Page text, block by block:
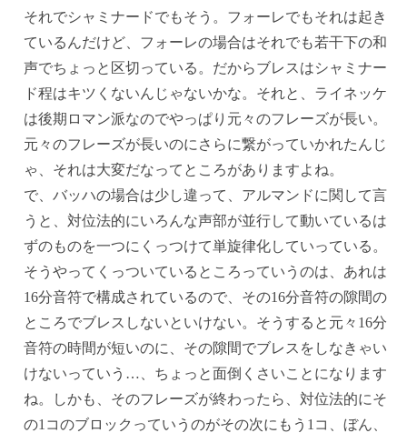
それでシャミナードでもそう。フォーレでもそれは起き
ているんだけど、フォーレの場合はそれでも若干下の和
声でちょっと区切っている。だからブレスはシャミナー
ド程はキツくないんじゃないかな。それと、ライネッケ
は後期ロマン派なのでやっぱり元々のフレーズが長い。
元々のフレーズが長いのにさらに繋がっていかれたんじ
ゃ、それは大変だなってところがありますよね。
で、バッハの場合は少し違って、アルマンドに関して言
うと、対位法的にいろんな声部が並行して動いているは
ずのものを一つにくっつけて単旋律化していっている。
そうやってくっついているところっていうのは、あれは
16分音符で構成されているので、その16分音符の隙間の
ところでブレスしないといけない。そうすると元々16分
音符の時間が短いのに、その隙間でブレスをしなきゃい
けないっていう…、ちょっと面倒くさいことになります
ね。しかも、そのフレーズが終わったら、対位法的にそ
の1コのブロックっていうのがその次にもう1コ、ぼん、